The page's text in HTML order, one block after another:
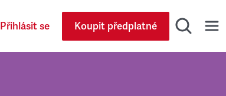
Přihlásit se Koupit předplatné